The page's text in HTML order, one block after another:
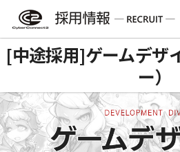
content
[中途採用]ゲームデザ
ー）